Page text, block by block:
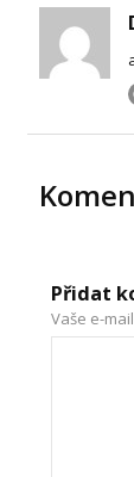
Přidat
Vaše e-